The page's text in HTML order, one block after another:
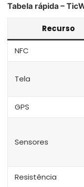
Tabela rápida –
Recurso
NFC
Tela
GPS
Sensores
Resistência